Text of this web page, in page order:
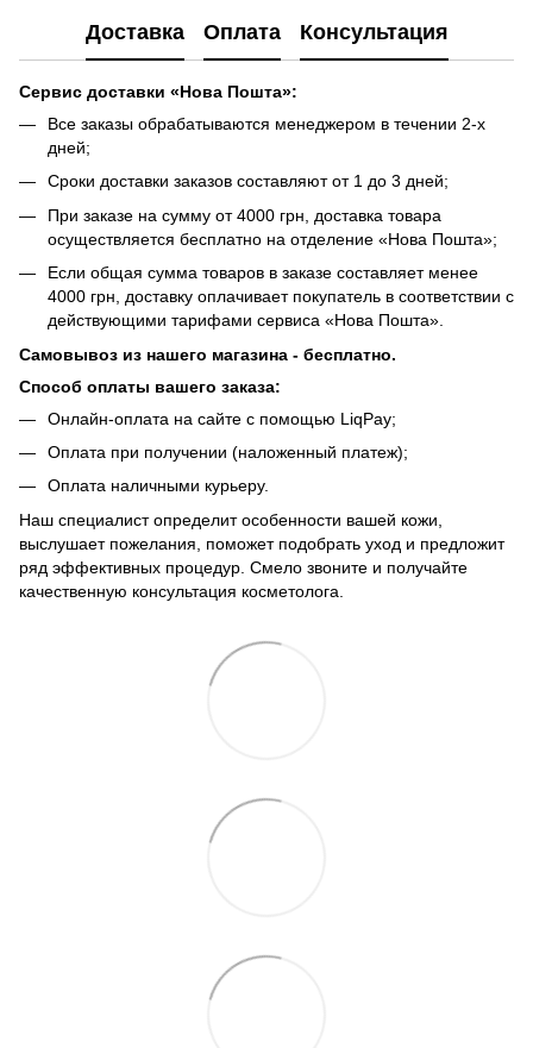
Доставка Оплата Консультация
Сервис доставки «Нова Пошта»:
Все заказы обрабатываются менеджером в течении 2-х
дней;
Сроки доставки заказов составляют от 1 до 3 дней;
При заказе на сумму от 4000 грн, доставка товара
осуществляется бесплатно на отделение «Нова Пошта»;
Если общая сумма товаров в заказе составляет менее
4000 грн, доставку оплачивает покупатель в соответствии с
действующими тарифами сервиса «Нова Пошта».
Самовывоз из нашего магазина - бесплатно.
Способ оплаты вашего заказа:
Онлайн-оплата на сайте с помощью LiqPay;
Оплата при получении (наложенный платеж);
Оплата наличными курьеру.
Наш специалист определит особенности вашей кожи,
выслушает пожелания, поможет подобрать уход и предложит
ряд эффективных процедур. Смело звоните и получайте
качественную консультация косметолога.